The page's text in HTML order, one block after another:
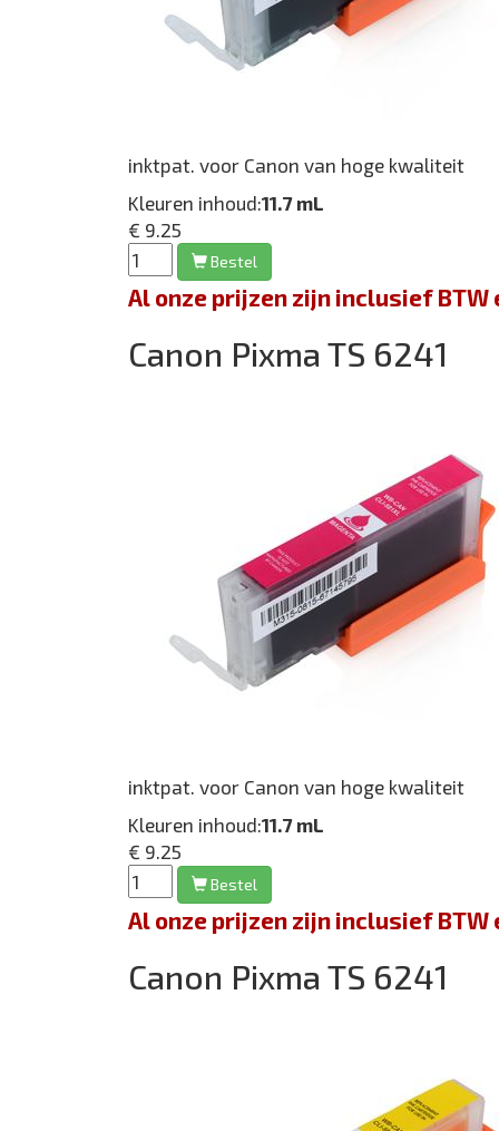
inktpat. voor Canon van hoge kwaliteit
Kleuren inhoud:11.7 mL
€ 9.25
Bestel
Al onze prijzen zijn inclusief
Canon Pixma TS 6241
inktpat. voor Canon van hoge kwaliteit
Kleuren inhoud:11.7 mL
€ 9.25
Bestel
Al onze prijzen zijn inclusief
Canon Pixma TS 6241